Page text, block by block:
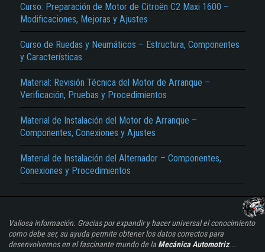
Curso: Preparación de Motor de Citroën C2 Maxi 1600 –
Modificaciones, Mejoras y Ajustes
Curso de Ruedas y Neumáticos – Estructura, Componentes
y Características
Material: Revisión Técnica del Motor de Arranque –
Verificación, Pruebas y Procedimientos
Material de Instalación del Motor de Arranque –
Componentes, Conexiones y Ajustes
Material de Instalación del Alternador – Componentes,
Conexiones y Procedimientos
Valiosa información. Gracias por expandir y hacer universal el conocimiento
como debe ser, su ayuda permite obtener los datos correctos para
desenvolvernos en el fascinante mundo de la Mecánica Automotriz...